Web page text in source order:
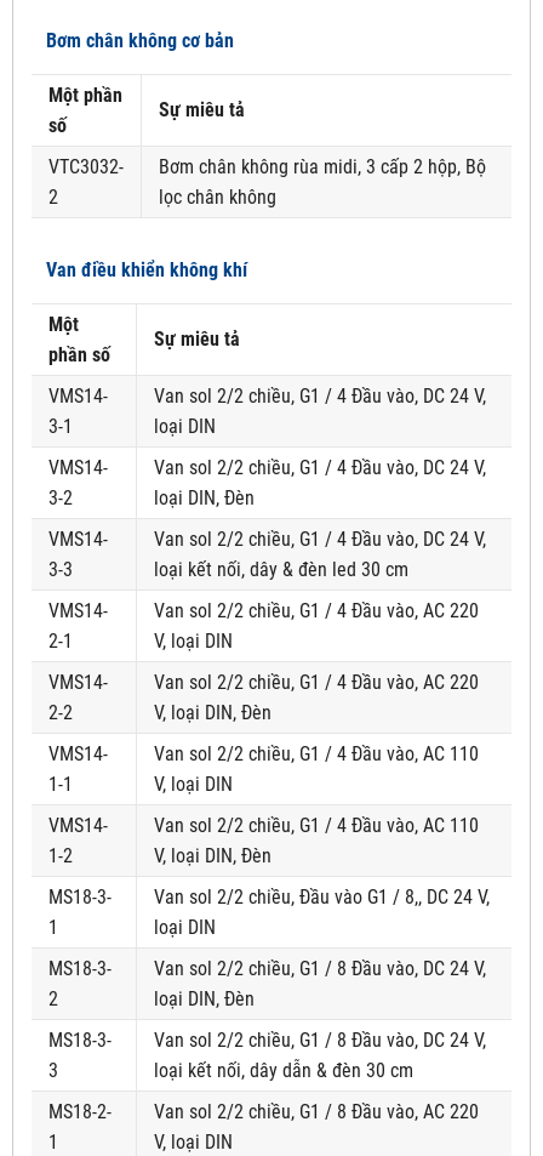
Bơm chân không cơ bản
Một phần
số
Sự miêu tả
VTC3032-
2
Bơm chân không rùa midi, 3 cấp 2 hộp, Bộ
lọc chân không
Van điều khiển không khí
Một
phần số
Sự miêu tả
VMS14-
3-1
Van sol 2/2 chiều, G1 / 4 Đầu vào, DC 24 V,
loại DIN
VMS14-
3-2
Van sol 2/2 chiều, G1 / 4 Đầu vào, DC 24 V,
loại DIN, Đèn
VMS14-
3-3
Van sol 2/2 chiều, G1 / 4 Đầu vào, DC 24 V,
loại kết nối, dây & đèn led 30 cm
VMS14-
2-1
Van sol 2/2 chiều, G1 / 4 Đầu vào, AC 220
V, loại DIN
VMS14-
2-2
Van sol 2/2 chiều, G1 / 4 Đầu vào, AC 220
V, loại DIN, Đèn
VMS14-
1-1
Van sol 2/2 chiều, G1 / 4 Đầu vào, AC 110
V, loại DIN
VMS14-
1-2
Van sol 2/2 chiều, G1 / 4 Đầu vào, AC 110
V, loại DIN, Đèn
MS18-3-
1
Van sol 2/2 chiều, Đầu vào G1 / 8,, DC 24 V,
loại DIN
MS18-3-
2
Van sol 2/2 chiều, G1 / 8 Đầu vào, DC 24 V,
loại DIN, Đèn
MS18-3-
3
Van sol 2/2 chiều, G1 / 8 Đầu vào, DC 24 V,
loại kết nối, dây dẫn & đèn 30 cm
MS18-2-
1
Van sol 2/2 chiều, G1 / 8 Đầu vào, AC 220
V, loại DIN